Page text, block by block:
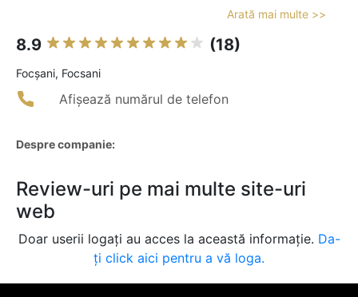
Arată mai multe >>
8.9 (18)
Focşani, Focsani
Afișează numărul de telefon
Despre companie:
Review-uri pe mai multe site-uri
web
Doar userii logați au acces la această informație. Da-
ți click aici pentru a vă loga.